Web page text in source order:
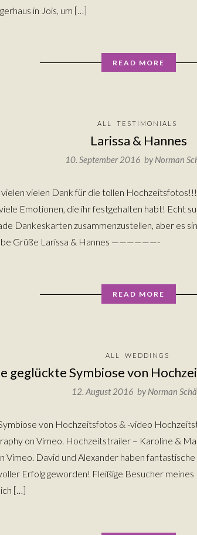
in Jois, um […]
READ MORE
ALL TESTIMONIALS
Larissa & Hannes
10. September 2016 byNorman
vielen Dank für die tollen
Emotionen, die ihr festgehalten habt! Echt
Dankeskarten zusammenzustellen, aber es
Grüße Larissa & Hannes ——————-
READ MORE
ALL WEDDINGS
geglückte Symbiose von
12. August 2016 byNorman
von Hochzeitsfotos & -video
on Vimeo. Hochzeitstrailer – Karoline &
Vimeo. David und Alexander haben
Erfolg geworden! Fleißige Besucher
[…]